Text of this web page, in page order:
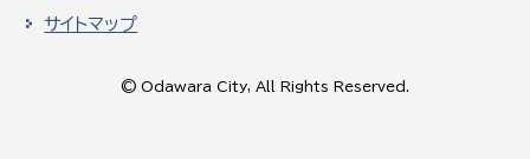
サイトマップ
© Odawara City, All Rights Reserved.